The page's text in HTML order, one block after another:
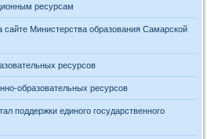
ресурсам
сайте Министерства образования Самарской
ресурсов
образовательных ресурсов
поддержки единого государственного